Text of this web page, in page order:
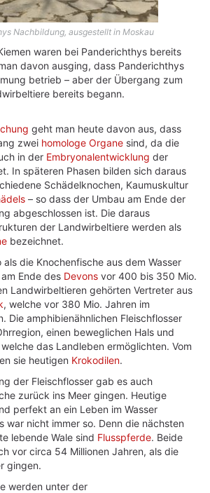
Nachbildung, ausgestellt in Moskau
waren bei Panderichthys bereits
davon ausging, dass Panderichthys
betrieb – aber der Übergang zum
bereits begann.
geht man heute davon aus, dass
zwei homologe Organe sind, da die
in der Embryonalentwicklung der
In späteren Phasen bilden sich daraus
Schädelknochen, Kaumuskultur
– so dass der Umbau am Ende der
abgeschlossen ist. Die daraus
der Landwirbeltiere werden als
bezeichnet.
als die Knochenfische aus dem Wasser
Ende des Devons vor 400 bis 350 Mio.
Landwirbeltieren gehörten Vertreter aus
, welche vor 380 Mio. Jahren im
Die amphibienähnlichen Fleischflosser
einen beweglichen Hals und
das Landleben ermöglichten. Vom
sie heutigen Krokodilen.
der Fleischflosser gab es auch
zurück ins Meer gingen. Heutige
perfekt an ein Leben im Wasser
war nicht immer so. Denn die nächsten
lebende Wale sind Flusspferde. Beide
vor circa 54 Millionen Jahren, als die
gingen.
werden unter der